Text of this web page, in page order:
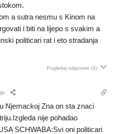
a sutra nesmu s Kinom na
i biti na lijepo s svakim a
politicari rat i eto stradanja
Pogledaj odgovore (3)
Njemackoj Zna on sta znaci
nije pohadao
SCHWABA:Svi oni politicari